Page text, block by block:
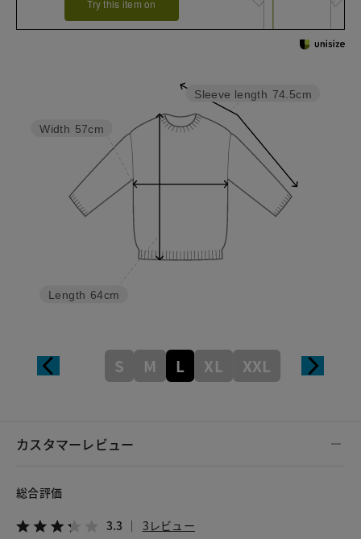
Try this item on
Sleeve length 74.5cm
Length 64cm
Width 57cm
S M L XL XXL
カスタマーレビュー
総合評価
3.3 3レビュー